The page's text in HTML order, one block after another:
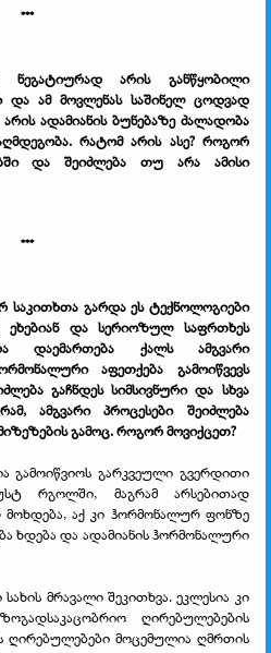
***
ნეგატიურად არის განწყობილი
ამ მოვლენას საშინელ ცოდვად
ადამიანის ბუნებაზე ძალადობა
რატომ არის ასე? როგორ
და შეიძლება თუ არა ამისი
***
საკითხთა გარდა ეს ტექნოლოგიები
ეხებიან და სერიოზულ საფრთხეს
დაემართება ქალს ამგვარი
აფეთქება გამოიწვევს
გაჩნდეს სიმსივნური და სხვა
ამგვარი პროცესები შეიძლება
გამოც. როგორ მოვიქცეთ?
გამოიწვიოს გარკვეული გვერდითი
რგოლში, მაგრამ არსებითად
აქ კი ჰორმონალურ ფონზე
ხდება და ადამიანის ჰორმონალური
მრავალი შეკითხვა. ეკლესია კი
ღირებულებების
ღირებულებები მოცემულია ღმრთის